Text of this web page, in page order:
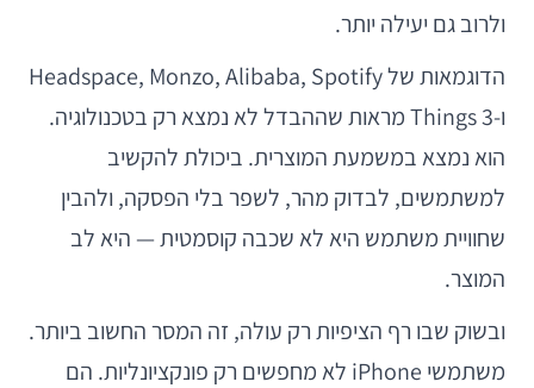
ולרוב גם יעילה יותר.
הדוגמאות של Headspace, Monzo, Alibaba, Spotify
ו-Things 3 מראות שההבדל לא נמצא רק בטכנולוגיה.
הוא נמצא במשמעת המוצרית. ביכולת להקשיב
למשתמשים, לבדוק מהר, לשפר בלי הפסקה, ולהבין
שחוויית משתמש היא לא שכבה קוסמטית — היא לב
המוצר.
ובשוק שבו רף הציפיות רק עולה, זה המסר החשוב ביותר.
משתמשי iPhone לא מחפשים רק פונקציונליות. הם